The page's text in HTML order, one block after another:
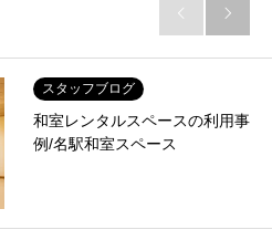
 
スタッフブログ
和室レンタルスペースの利用事
例/名駅和室スペース